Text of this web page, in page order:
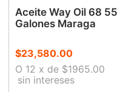
Aceite Way Oil 68 55
Galones Maraga
$23,580.00
O 12 x de $1965.00
sin intereses